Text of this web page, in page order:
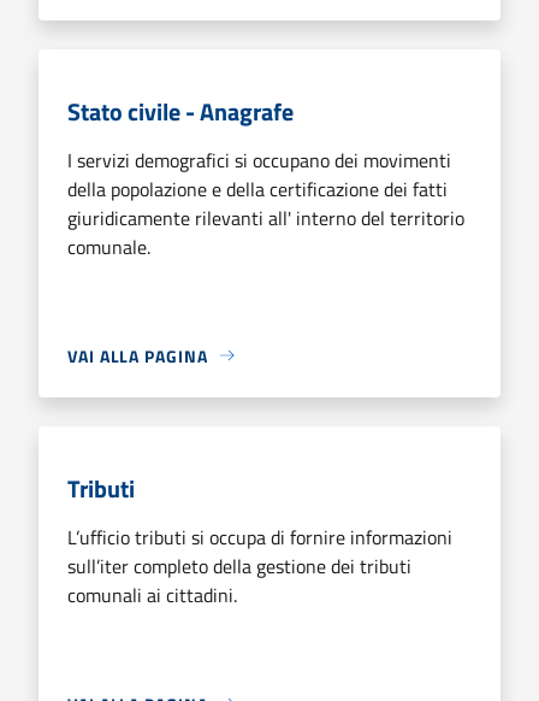
Stato civile - Anagrafe
I servizi demografici si occupano dei movimenti
della popolazione e della certificazione dei fatti
giuridicamente rilevanti all' interno del territorio
comunale.
VAI ALLA PAGINA
Tributi
L’ufficio tributi si occupa di fornire informazioni
sull’iter completo della gestione dei tributi
comunali ai cittadini.